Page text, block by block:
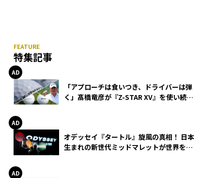
特集記事
「アプローチは食いつき、ドライバーは弾
く」髙橋竜彦が『Z-STAR XV』を使い続け
オデッセイ『タートル』旋風の真相！ 日本
生まれの新世代ミッドマレットが世界を席